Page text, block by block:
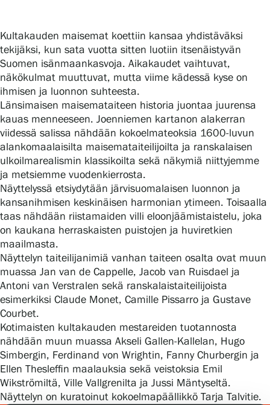
Gösta Serlachiuksen taidesäätiö
Yhteystiedot
Ravintola Gösta
Serlachius Taidesauna
Serlachius Art & Sauna Express
Medialle
Vastuullisuus
Esteettömyys
Tietosuoja ja evästeet
Verkkokauppa
Kultakauden maisemat koettiin kansaa yhdistäväksi
tekijäksi, kun sata vuotta sitten luotiin itsenäistyvän
Suomen isänmaankasvoja. Aikakaudet vaihtuvat,
näkökulmat muuttuvat, mutta viime kädessä kyse on
ihmisen ja luonnon suhteesta.
Länsimaisen maisemataiteen historia juontaa juurensa
kauas menneeseen. Joenniemen kartanon alakerran
viidessä salissa nähdään kokoelmateoksia 1600-luvun
alankomaalaisilta maisemataiteilijoilta ja ranskalaisen
ulkoilmarealismin klassikoilta sekä näkymiä niittyjemme
ja metsiemme vuodenkierrosta.
Näyttelyssä etsiydytään järvisuomalaisen luonnon ja
kansanihmisen keskinäisen harmonian ytimeen. Toisaalla
taas nähdään riistamaiden villi eloonjäämistaistelu, joka
on kaukana herraskaisten puistojen ja huviretkien
maailmasta.
Näyttelyn taiteilijanimiä vanhan taiteen osalta ovat muun
muassa Jan van de Cappelle, Jacob van Ruisdael ja
Antoni van Verstralen sekä ranskalaistaiteilijoista
esimerkiksi Claude Monet, Camille Pissarro ja Gustave
Courbet.
Kotimaisten kultakauden mestareiden tuotannosta
nähdään muun muassa Akseli Gallen-Kallelan, Hugo
Simbergin, Ferdinand von Wrightin, Fanny Churbergin ja
Ellen Thesleffin maalauksia sekä veistoksia Emil
Wikströmiltä, Ville Vallgrenilta ja Jussi Mäntyseltä.
Näyttelyn on kuratoinut kokoelmapäällikkö Tarja Talvitie.